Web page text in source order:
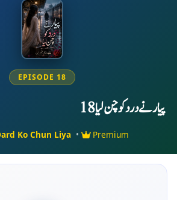
EPISODE 18
پیار نے درد کو چن لیا 18
Ko Chun Liya • Premium